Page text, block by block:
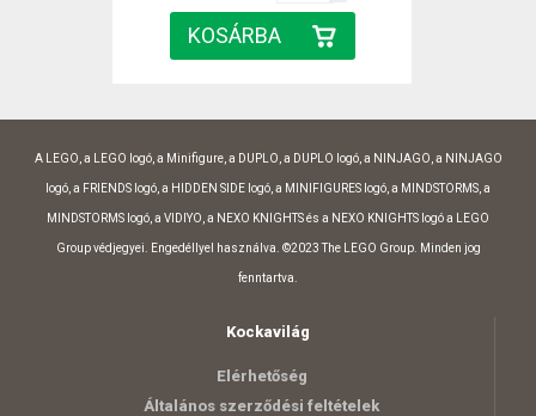
A LEGO, a LEGO logó, a Minifigure, a DUPLO, a DUPLO logó, a NINJAGO, a NINJAGO
logó, a FRIENDS logó, a HIDDEN SIDE logó, a MINIFIGURES logó, a MINDSTORMS, a
MINDSTORMS logó, a VIDIYO, a NEXO KNIGHTS és a NEXO KNIGHTS logó a LEGO
Group védjegyei. Engedéllyel használva. ©2023 The LEGO Group. Minden jog
fenntartva.
Kockavilág
Elérhetőség
Általános szerződési feltételek